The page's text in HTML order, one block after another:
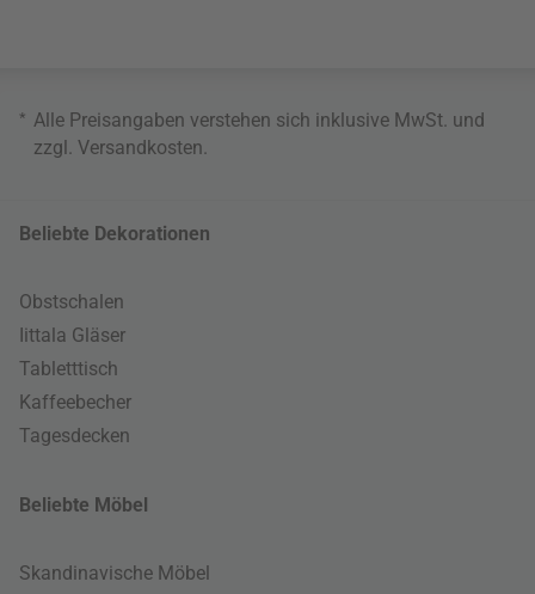
* Alle Preisangaben verstehen sich inklusive MwSt. und
zzgl. Versandkosten.
Beliebte Dekorationen
Obstschalen
Iittala Gläser
Tabletttisch
Kaffeebecher
Tagesdecken
Beliebte Möbel
Skandinavische Möbel